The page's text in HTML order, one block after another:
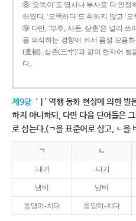
⑧ ‘오똑이’도 명사나 부사로 다 인정
하였다. ‘오똑하다’도 취하지 않고 ‘
⑨ 다만, ‘부주, 사둔, 삼춘’은 널리 쓰
을 의식하는 경향이 커서 음성 모음
(査頓), 삼촌(三寸)’과 같이 한자어
다.
제9항 ‘ㅣ’ 역행 동화 현상에 의한
하지 아니하되, 다만 다음 단어들은
로 삼는다.(ㄱ을 표준어로 삼고, ㄴ을
ㄱ ㄴ
-내기 -나기
냄비 남비
동댕이-치다 동당이-치다